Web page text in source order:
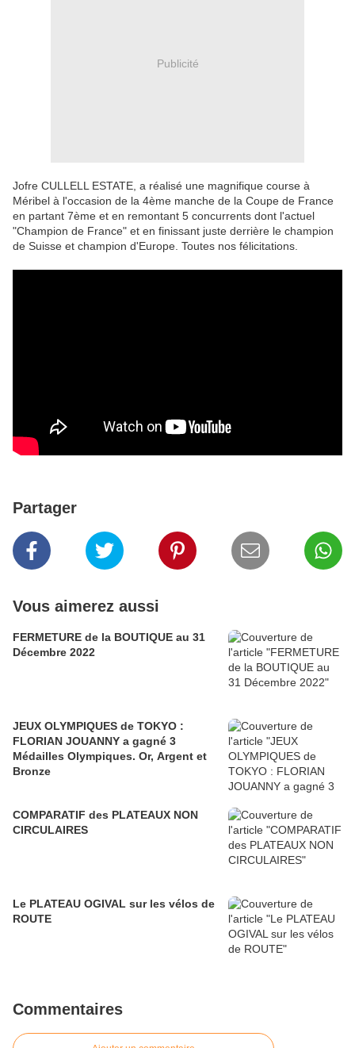
Publicité
Jofre CULLELL ESTATE, a réalisé une magnifique course à
Méribel à l'occasion de la 4ème manche de la Coupe de France
en partant 7ème et en remontant 5 concurrents dont l'actuel
"Champion de France" et en finissant juste derrière le champion
de Suisse et champion d'Europe. Toutes nos félicitations.
Partager
Vous aimerez aussi
FERMETURE de la BOUTIQUE au 31
Décembre 2022
JEUX OLYMPIQUES de TOKYO :
FLORIAN JOUANNY a gagné 3
Médailles Olympiques. Or, Argent et
Bronze
COMPARATIF des PLATEAUX NON
CIRCULAIRES
Le PLATEAU OGIVAL sur les vélos de
ROUTE
Commentaires